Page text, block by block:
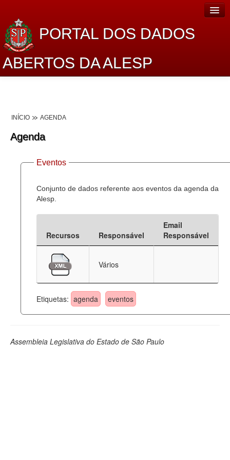
PORTAL DOS DADOS
ABERTOS DA ALESP
Lei de Acesso à Informação
Dados Governamentais Abertos
Planejamento
Catálogo de dados
Deputados Estaduais
Administração
Legislação
INÍCIO AGENDA
Agenda
Eventos
Conjunto de dados referente aos eventos da agenda da
Alesp.
Recursos Responsável
Email
Responsável
Vários
Etiquetas: agenda eventos
Assembleia Legislativa do Estado de São Paulo